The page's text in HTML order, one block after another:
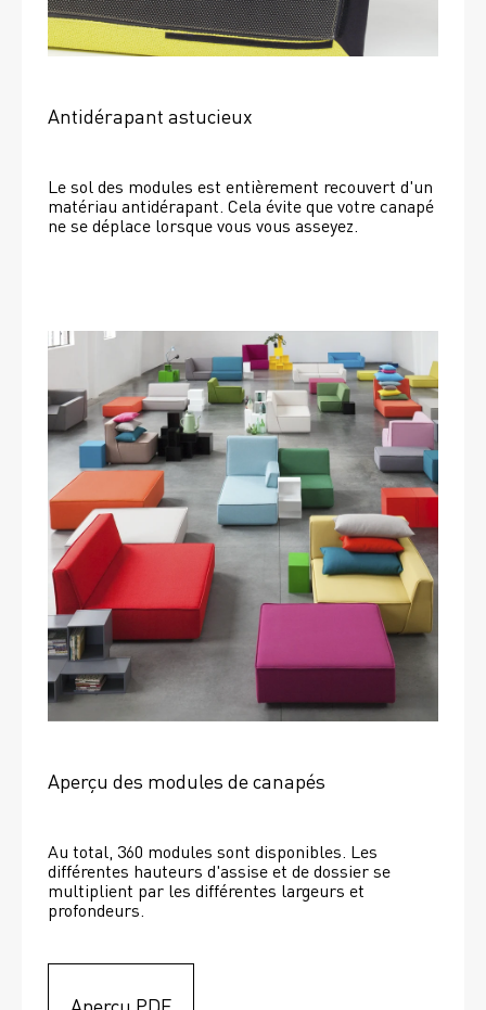
Antidérapant astucieux
Le sol des modules est entièrement recouvert d'un
matériau antidérapant. Cela évite que votre canapé
ne se déplace lorsque vous vous asseyez.
Aperçu des modules de canapés
Au total, 360 modules sont disponibles. Les
différentes hauteurs d'assise et de dossier se
multiplient par les différentes largeurs et
profondeurs.